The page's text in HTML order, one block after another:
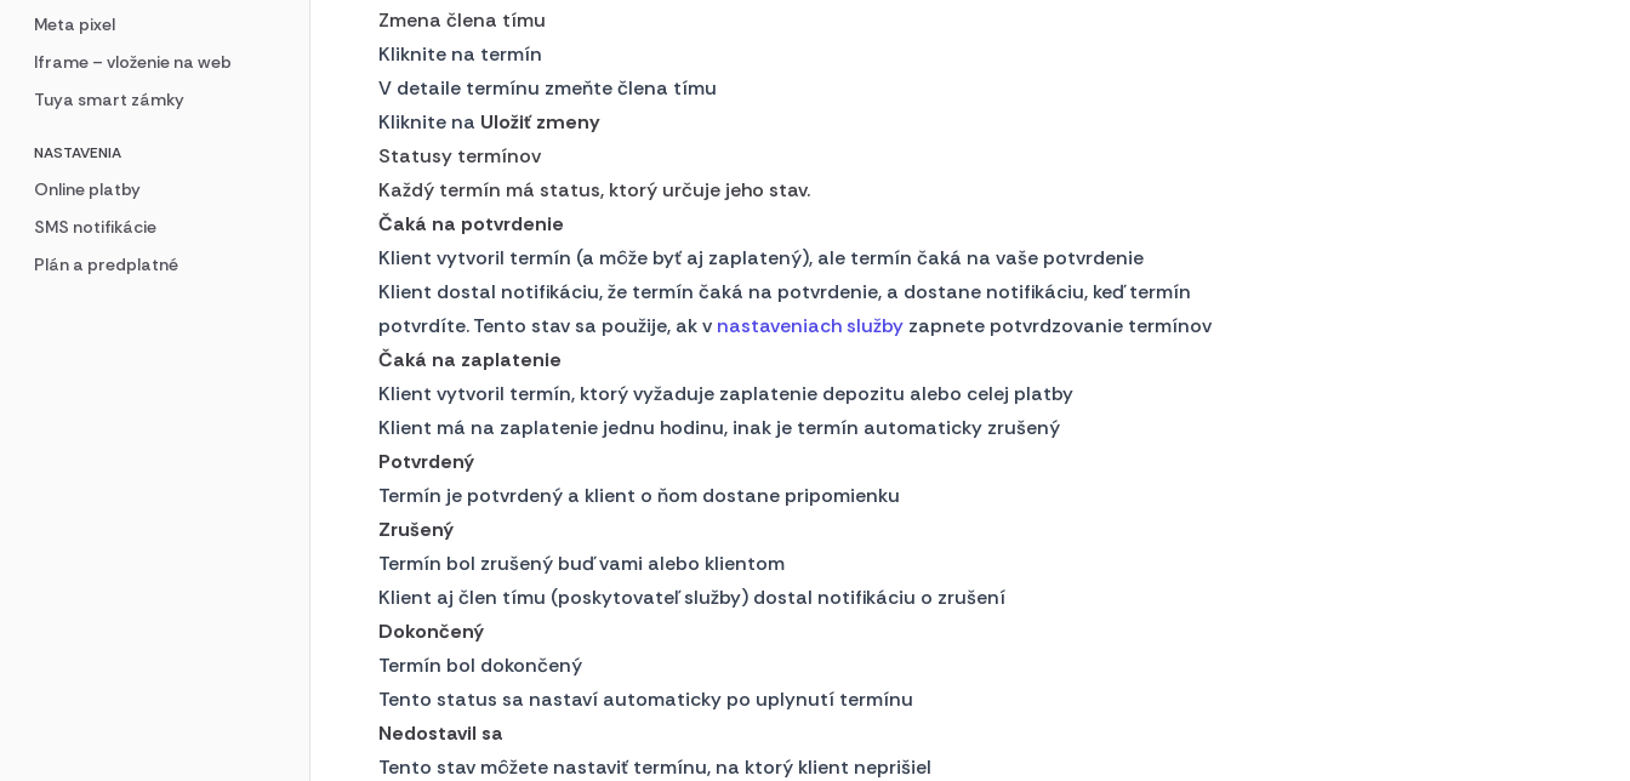
Meta pixel
Iframe – vloženie na web
Tuya smart zámky
NASTAVENIA
Online platby
SMS notifikácie
Plán a predplatné
Zmena člena tímu
Kliknite na termín
V detaile termínu zmeňte člena tímu
Kliknite na Uložiť zmeny
Statusy termínov
Každý termín má status, ktorý určuje jeho stav.
Čaká na potvrdenie
Klient vytvoril termín (a môže byť aj zaplatený), ale termín čaká na vaše potvrdenie
Klient dostal notifikáciu, že termín čaká na potvrdenie, a dostane notifikáciu, keď termín
potvrdíte. Tento stav sa použije, ak v nastaveniach služby zapnete potvrdzovanie termínov
Čaká na zaplatenie
Klient vytvoril termín, ktorý vyžaduje zaplatenie depozitu alebo celej platby
Klient má na zaplatenie jednu hodinu, inak je termín automaticky zrušený
Potvrdený
Termín je potvrdený a klient o ňom dostane pripomienku
Zrušený
Termín bol zrušený buď vami alebo klientom
Klient aj člen tímu (poskytovateľ služby) dostal notifikáciu o zrušení
Dokončený
Termín bol dokončený
Tento status sa nastaví automaticky po uplynutí termínu
Nedostavil sa
Tento stav môžete nastaviť termínu, na ktorý klient neprišiel